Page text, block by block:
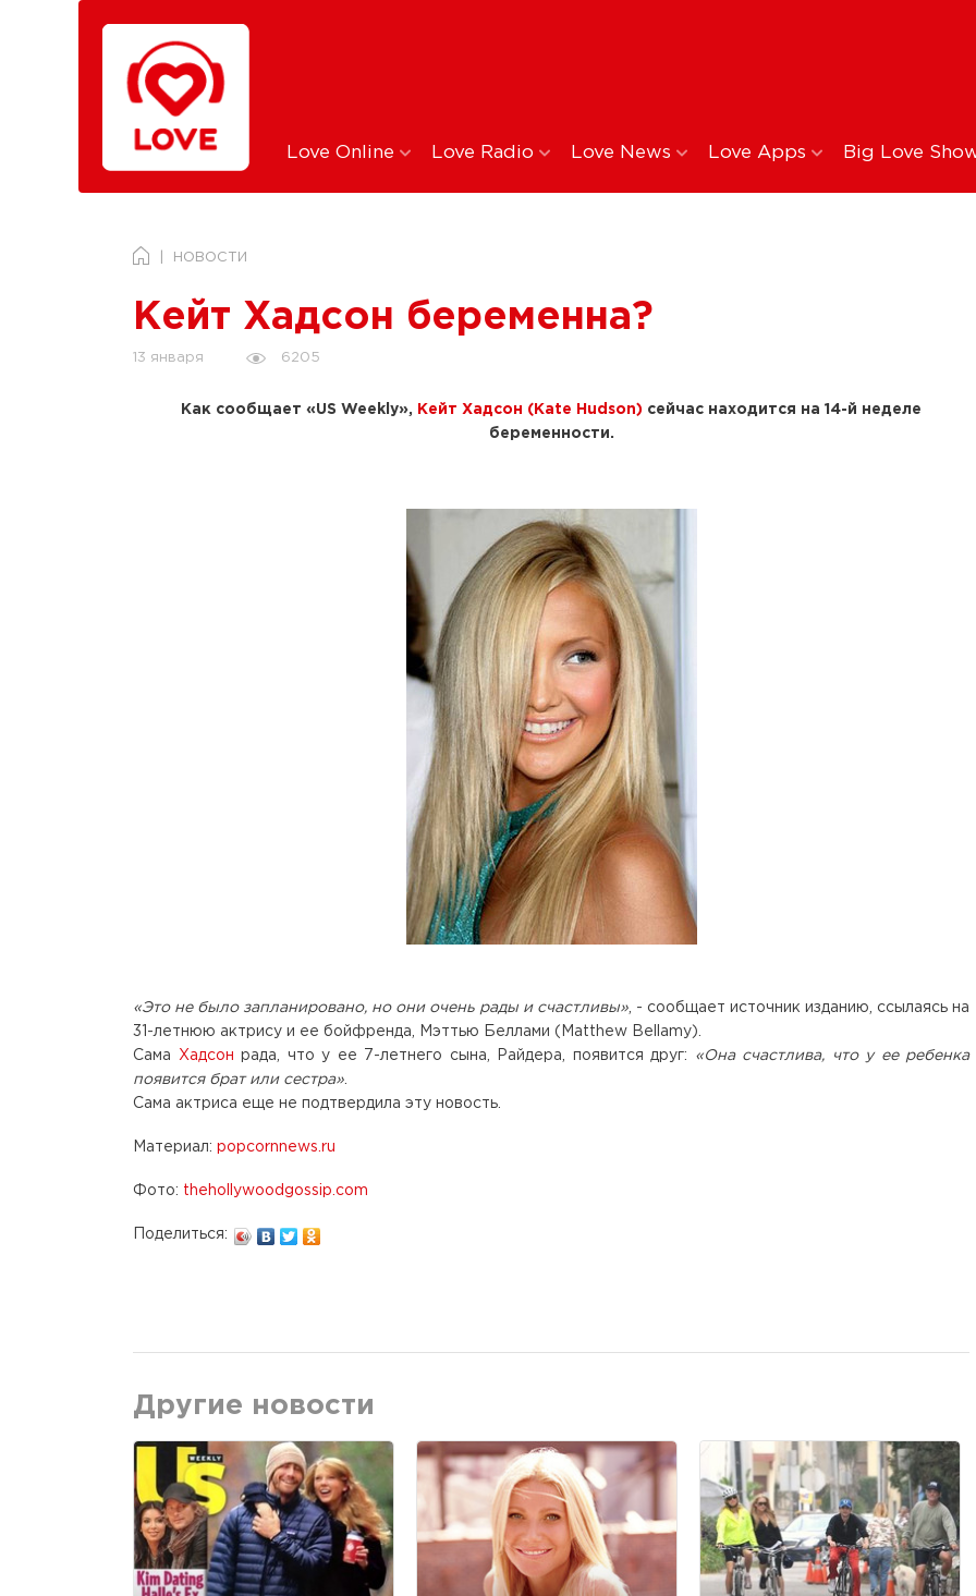
Love Online Love Radio Love News Love Apps Big Love
НОВОСТИ
Кейт Хадсон беременна?
13 января 6205
Как сообщает «US Weekly», Кейт Хадсон (Kate Hudson) сейчас находится на 14-й неделе
беременности.
«Это не было запланировано, но они очень рады и счастливы» , - сообщает источник изданию, ссылаясь на
31-летнюю актрису и ее бойфренда, Мэттью Беллами (Matthew Bellamy).
Сама
Хадсон рада, что у ее 7-летнего сына, Райдера, появится друг:
«Она счастлива, что у ее ребенка
появится брат или сестра»
Сама актриса еще не подтвердила эту новость.
Материал: popcornnews.ru
Фото: thehollywoodgossip.com
Поделиться:
Другие новости